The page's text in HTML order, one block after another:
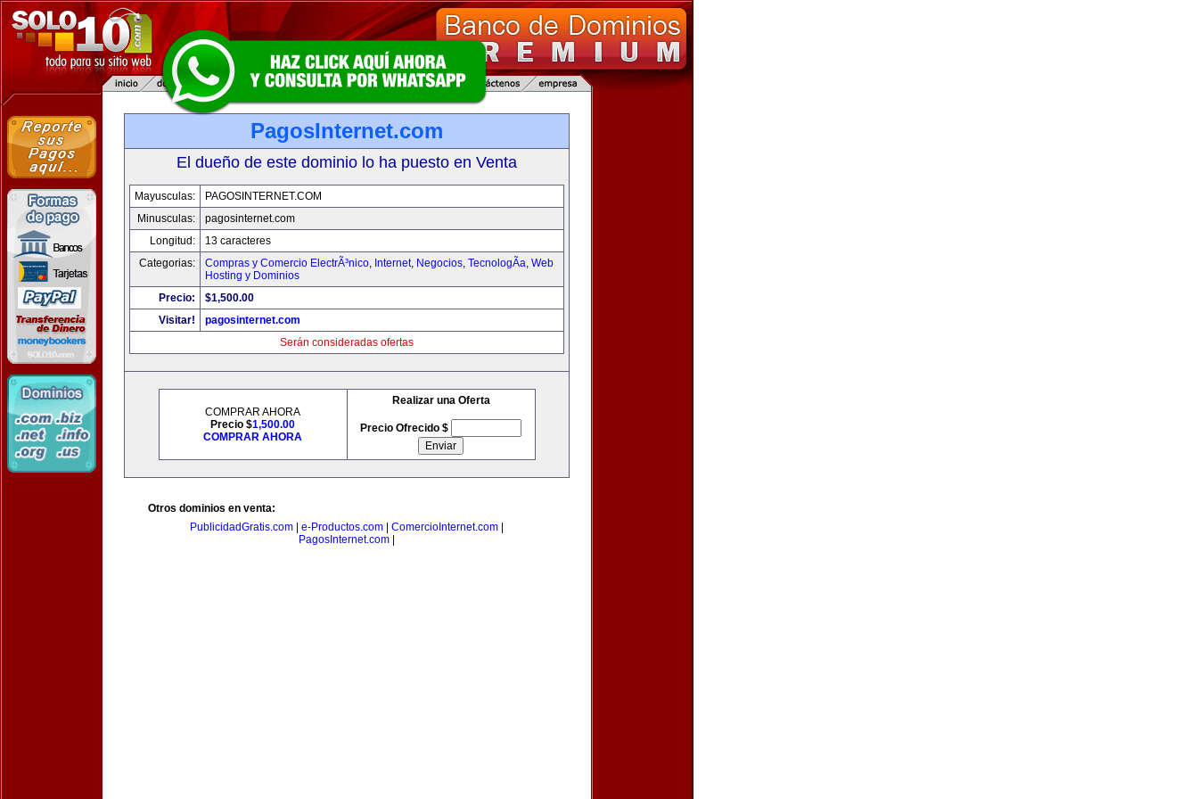
PagosInternet.com
El dueño de este dominio lo ha puesto en Venta
Mayusculas:
PAGOSINTERNET.COM
Minusculas:
pagosinternet.com
Longitud:
13 caracteres
Categorias:
Compras y Comercio ElectrÃ³nico, Internet, Negocios, TecnologÃ­a, Web
Hosting y Dominios
Precio:
$1,500.00
Visitar!
pagosinternet.com
Serán consideradas ofertas
COMPRAR AHORA
Precio $1,500.00
COMPRAR AHORA
Realizar una Oferta
Precio Ofrecido $
Otros dominios en venta:
PublicidadGratis.com
e-Productos.com ComercioInternet.com
PagosInternet.com